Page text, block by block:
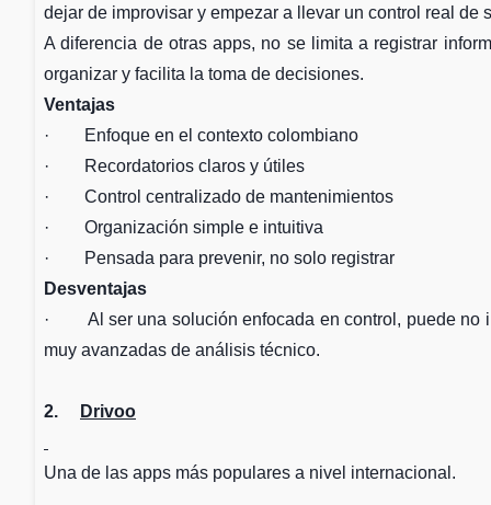
dejar de improvisar y empezar a llevar un control real de
A diferencia de otras apps, no se limita a registrar
organizar y facilita la toma de decisiones.
Ventajas
· Enfoque en el contexto colombiano
· Recordatorios claros y útiles
· Control centralizado de mantenimientos
· Organización simple e intuitiva
· Pensada para prevenir, no solo registrar
Desventajas
· Al ser una solución enfocada en control, puede no
muy avanzadas de análisis técnico.
2. Drivoo
Una de las apps más populares a nivel internacional.